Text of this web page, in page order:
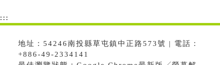
:::
地址：54246南投縣草屯鎮中正路573號 | 電話：
+886-49-2334141